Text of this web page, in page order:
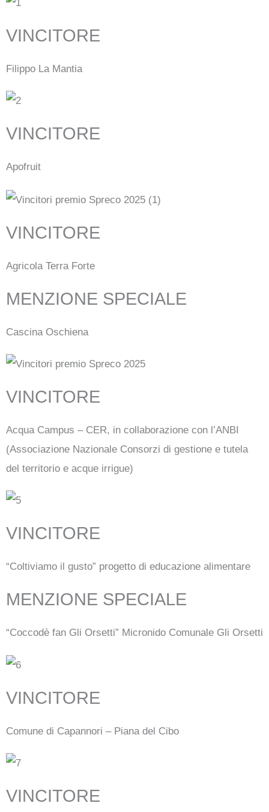
VINCITORE
Filippo La Mantia
VINCITORE
Apofruit
VINCITORE
Agricola Terra Forte
MENZIONE SPECIALE
Cascina Oschiena
VINCITORE
Acqua Campus – CER, in collaborazione con l’ANBI
(Associazione Nazionale Consorzi di gestione e tutela
del territorio e acque irrigue)
VINCITORE
“Coltiviamo il gusto” progetto di educazione alimentare
MENZIONE SPECIALE
“Coccodè fan Gli Orsetti” Micronido Comunale Gli Orsetti
VINCITORE
Comune di Capannori – Piana del Cibo
VINCITORE